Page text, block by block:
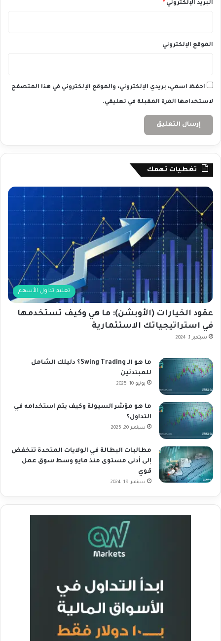
البريد الإلكتروني *
الموقع الإلكتروني
احفظ اسمي، بريدي الإلكتروني، والموقع الإلكتروني في هذا المتصفح
لاستخدامها المرة المقبلة في تعليقي.
تغطيات تهمك
تعليم تداول الأسهم
عقود الخيارات (الأوبشن): ما هي وكيف تستخدمها
في استراتيجياتك الاستثمارية
سبتمبر 1, 2024
ما هو الـ Swing Trading؟ دليلك الشامل
للمبتدئين
يونيو 10, 2025
ما هو مؤشر السيولة وكيف يتم استخدامه في
التداول؟
سبتمبر 20, 2025
مطالبات البطالة في الولايات المتحدة تنخفض
إلى أدنى مستوى منذ مايو وسط سوق عمل
قوي
سبتمبر 19, 2024